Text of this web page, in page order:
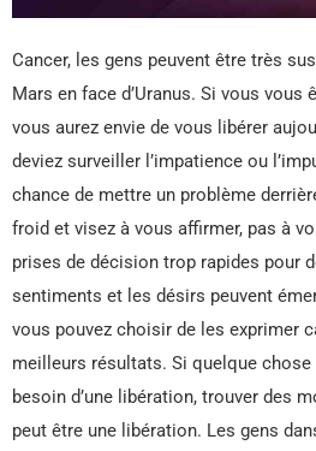
Cancer, les gens peuvent être très
Mars en face d’Uranus. Si vous
vous aurez envie de vous libérer
deviez surveiller l’impatience ou
chance de mettre un problème
froid et visez à vous affirmer, pas à
prises de décision trop rapides pour
sentiments et les désirs peuvent
vous pouvez choisir de les exprimer
meilleurs résultats. Si quelque
besoin d’une libération, trouver des
peut être une libération. Les gens